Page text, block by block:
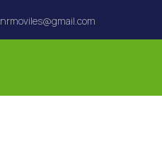
nrmoviles@gmail.com